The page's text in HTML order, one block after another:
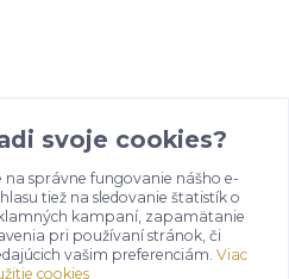
svoje cookies?
správne fungovanie nášho e-
tiež na sledovanie štatistík o
kampaní, zapamätanie
pri používaní stránok, či
vašim preferenciám. Viac
cookies